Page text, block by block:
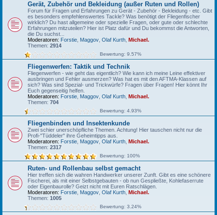
Gerät, Zubehör und Bekleidung (außer Ruten und Rollen)
Forum für Fragen und Erfahrungen zu Gerät - Zubehör - Bekleidung - etc. Gibt
es besonders empfehlenswertes Tackle? Was benötigt der Fliegenfischer
wirklich? Du hast allgemeine oder spezielle Fragen, oder gute oder schlechte
Erfahrungen mitzuteilen? Hier ist Platz dafür und Du bekommst die Antworten,
die Du suchst...
Moderatoren: Forstie Maggov Olaf Kurth
Michael.
Themen: 2914
Bewertung: 9.57%
Fliegenwerfen: Taktik und Technik
Fliegenwerfen - wie geht das eigentlich? Wie kann ich meine Leine effektiver
ausbringen und Fehler ausmerzen? Was hat es mit den AFTMA-Klassen auf
sich? Was sind Spezial- und Trickwürfe? Fragen über Fragen! Hier könnt Ihr
Euch gegenseitig helfen.
Moderatoren: Forstie Maggov Olaf Kurth
Michael.
Themen: 704
Bewertung: 4.93%
Fliegenbinden und Insektenkunde
Zwei schier unerschöpfliche Themen. Achtung! Hier tauschen nicht nur die
Profi-"Tüddeler" ihre Geheimtipps aus.
Moderatoren: Forstie Maggov Olaf Kurth
Michael.
Themen: 2317
Bewertung: 100%
Ruten- und Rollenbau selbst gemacht
Hier treffen sich die wahren Handwerker unserer Zunft. Gibt es eine schönere
Fischerei, als mit einer Selbstgebauten - ob nun Gespließte, Kohlefaserrute
oder Eigenbaurolle? Geizt nicht mit Euren Ratschlägen.
Moderatoren: Forstie Maggov Olaf Kurth
Michael.
Themen: 1005
Bewertung: 3.24%